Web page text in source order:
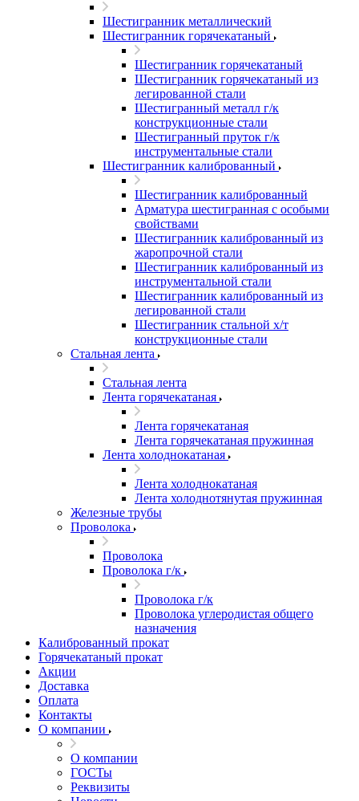
Шестигранник металлический
Шестигранник горячекатаный
Шестигранник горячекатаный
Шестигранник горячекатаный из
легированной стали
Шестигранный металл г/к
конструкционные стали
Шестигранный пруток г/к
инструментальные стали
Шестигранник калиброванный
Шестигранник калиброванный
Арматура шестигранная с особыми
свойствами
Шестигранник калиброванный из
жаропрочной стали
Шестигранник калиброванный из
инструментальной стали
Шестигранник калиброванный из
легированной стали
Шестигранник стальной х/т
конструкционные стали
Стальная лента
Стальная лента
Лента горячекатаная
Лента горячекатаная
Лента горячекатаная пружинная
Лента холоднокатаная
Лента холоднокатаная
Лента холоднотянутая пружинная
Железные трубы
Проволока
Проволока
Проволока г/к
Проволока г/к
Проволока углеродистая общего
назначения
Калиброванный прокат
Горячекатаный прокат
Акции
Доставка
Оплата
Контакты
О компании
О компании
ГОСТы
Реквизиты